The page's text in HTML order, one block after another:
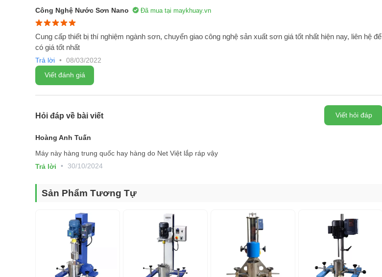
Công Nghệ Nước Sơn Nano Đã mua tại maykhuay.vn
Cung cấp thiết bị thí nghiệm ngành sơn, chuyển giao công nghệ sản xuất sơn giá tốt nhất hiện nay, liên hệ để
có giá tốt nhất
Trả lời • 08/03/2022
Viết đánh giá
Hỏi đáp về bài viết Viết hỏi đáp
Hoàng Anh Tuấn
Máy này hàng trung quốc hay hàng do Net Việt lắp ráp vậy
Trả lời
• 30/10/2024
Sản Phẩm Tương Tự